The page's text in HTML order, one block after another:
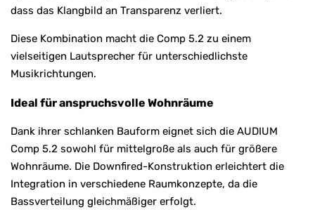
dass das Klangbild an Transparenz verliert.
Diese Kombination macht die Comp 5.2 zu einem
vielseitigen Lautsprecher für unterschiedlichste
Musikrichtungen.
Ideal für anspruchsvolle Wohnräume
Dank ihrer schlanken Bauform eignet sich die AUDIUM
Comp 5.2 sowohl für mittelgroße als auch für größere
Wohnräume. Die Downfired-Konstruktion erleichtert die
Integration in verschiedene Raumkonzepte, da die
Bassverteilung gleichmäßiger erfolgt.